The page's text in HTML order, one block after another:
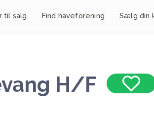
til salg Find haveforening Sælg din
H/F